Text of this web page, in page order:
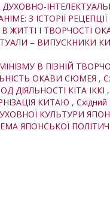
З ІСТОРІЇ
В ЖИТТІ І ТВОРЧОСТІ
– ВИПУСКНИКИ
В ПІЗНІЙ
ОКАВИ СЮМЕЯ ,
ДІЯЛЬНОСТІ КІТА ІККІ ,
КИТАЮ ,
КУЛЬТУРИ
ЯПОНСЬКОЇ